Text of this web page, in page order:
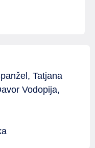
Tatjana
Vodopija,